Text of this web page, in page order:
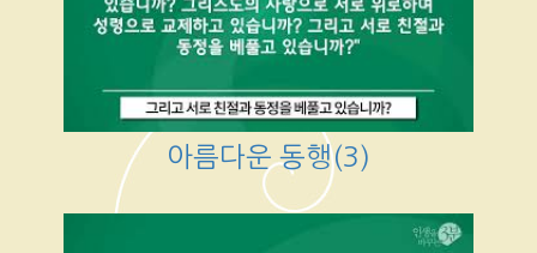
아름다운 동행(3)